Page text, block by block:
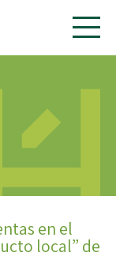
en el
local” de